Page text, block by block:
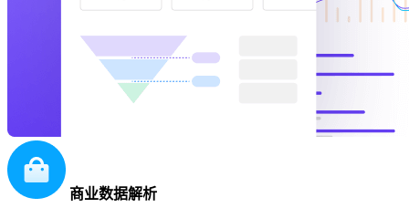
商业数据解析